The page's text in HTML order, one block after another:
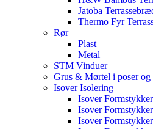
Jatoba
Thermo Fyr
Rør
Plast
Metal
STM Vinduer
Grus & Mørtel i poser og
Isover Isolering
Isover
Isover
Isover